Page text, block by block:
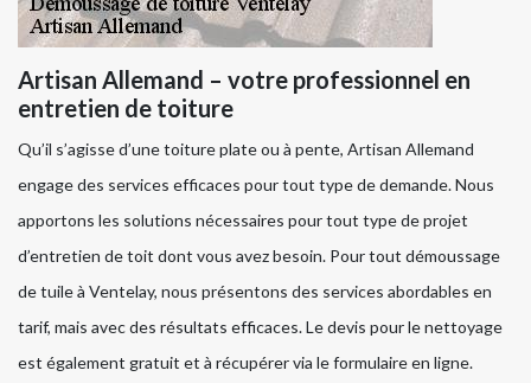
Artisan Allemand – votre professionnel en
entretien de toiture
Qu’il s’agisse d’une toiture plate ou à pente, Artisan Allemand
engage des services efficaces pour tout type de demande. Nous
apportons les solutions nécessaires pour tout type de projet
d’entretien de toit dont vous avez besoin. Pour tout démoussage
de tuile à Ventelay, nous présentons des services abordables en
tarif, mais avec des résultats efficaces. Le devis pour le nettoyage
est également gratuit et à récupérer via le formulaire en ligne.